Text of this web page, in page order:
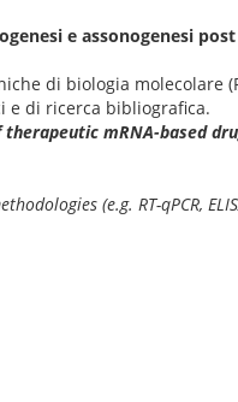
e assonogenesi
di biologia molecolare
e di ricerca bibliografica.
mRNA-based
(e.g. RT-qPCR,